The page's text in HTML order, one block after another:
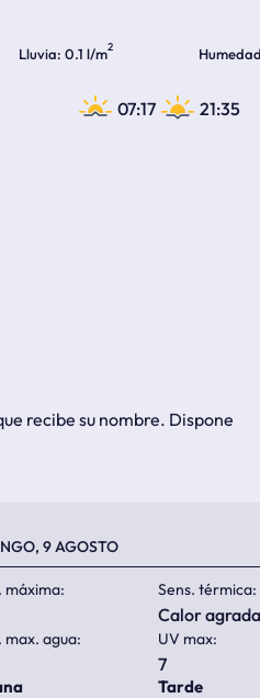
Lluvia 0.1 l/m2 Humedad
07:17 21:35
recibe su nombre. Dispone
9 AGOSTO
máxima: Sens. térmica:
calor
max. agua: UV max:
7
Tarde